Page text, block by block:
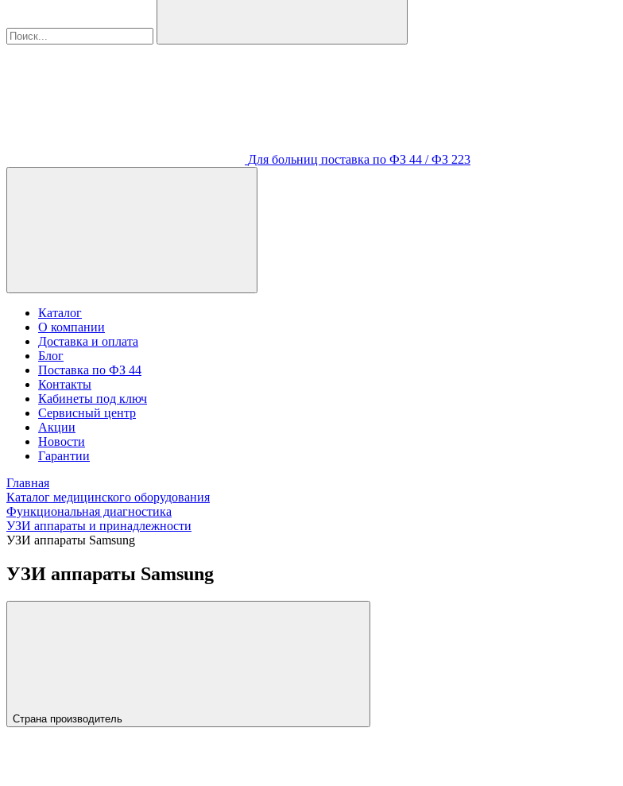
Для больниц поставка по ФЗ 44 / ФЗ 223
Каталог
О компании
Доставка и оплата
Блог
Поставка по ФЗ 44
Контакты
Кабинеты под ключ
Сервисный центр
Акции
Новости
Гарантии
Главная
Каталог медицинского оборудования
Функциональная диагностика
УЗИ аппараты и принадлежности
УЗИ аппараты Samsung
УЗИ аппараты Samsung
Страна производитель